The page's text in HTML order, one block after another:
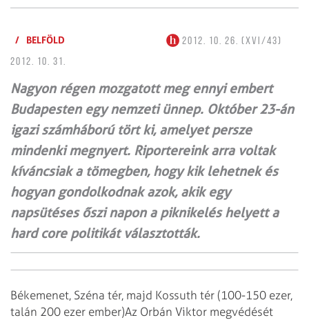
/ BELFÖLD
2012. 10. 26. (XVI/43)
2012. 10. 31.
Nagyon régen mozgatott meg ennyi embert
Budapesten egy nemzeti ünnep. Október 23-án
igazi számháború tört ki, amelyet persze
mindenki megnyert. Riportereink arra voltak
kíváncsiak a tömegben, hogy kik lehetnek és
hogyan gondolkodnak azok, akik egy
napsütéses őszi napon a piknikelés helyett a
hard core politikát választották.
Békemenet, Széna tér, majd Kossuth tér (100-150 ezer,
talán 200 ezer ember)Az Orbán Viktor megvédését